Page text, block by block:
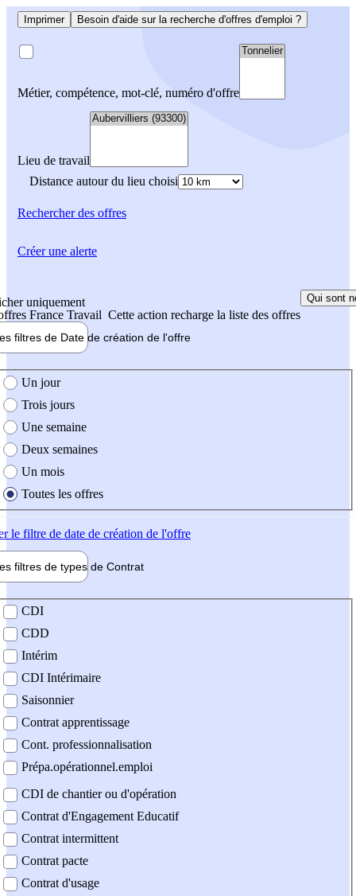
Imprimer Besoin d'aide sur la recherche d'offres d'emploi ?
Métier, compétence, mot-clé, numéro d'offre
Lieu de travail
Distance autour du lieu choisi
Rechercherdes offres
uniquement
France Travail Cette action recharge la liste des offres
Qui sont
filtres de Date de création de l'offre
création de l'offre
Un jour
Trois jours
Une semaine
Deux semaines
Un mois
Toutes les offres
le filtre de date de création de l'offre
filtres de types de Contrat
contrat
CDI
CDD
Intérim
CDI Intérimaire
Saisonnier
Contrat apprentissage
Cont. professionnalisation
Prépa.opérationnel.emploi
CDI de chantier ou d'opération
Contrat d'Engagement Educatif
Contrat intermittent
Contrat pacte
Contrat d'usage
Créer une alerte